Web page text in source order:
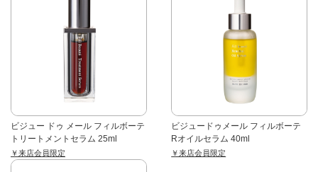
ビジュー ドゥ メール フィルボーテ
トリートメントセラム 25ml
￥来店会員限定
ビジュードゥメール フィルボーテ
Rオイルセラム 40ml
￥来店会員限定